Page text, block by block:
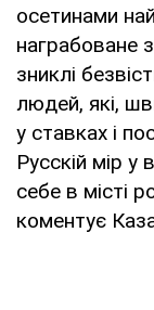
осетинами
награбоване
зниклі
людей, які,
у ставках і
Русскій мір у
себе в місті
коментує